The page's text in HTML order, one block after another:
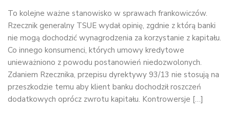
To kolejne ważne stanowisko w sprawach frankowiczów.
Rzecznik generalny TSUE wydał opinię, zgdnie z którą banki
nie mogą dochodzić wynagrodzenia za korzystanie z kapitału.
Co innego konsumenci, których umowy kredytowe
unieważniono z powodu postanowień niedozwolonych.
Zdaniem Rzecznika, przepisu dyrektywy 93/13 nie stosują na
przeszkodzie temu aby klient banku dochodził roszczeń
dodatkowych oprócz zwrotu kapitału. Kontrowersje […]